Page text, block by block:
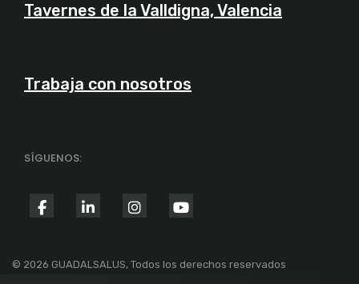
Tavernes de la Valldigna, Valencia
Trabaja con nosotros
SÍGUENOS:
fab
facebook-
fab
linkedin-
fab
instagram
fab
youtube
© 2026 GUADALSALUS, Todos los derechos reservados